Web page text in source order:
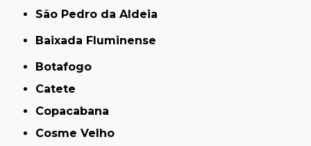
São Pedro da Aldeia
Baixada Fluminense
Botafogo
Catete
Copacabana
Cosme Velho